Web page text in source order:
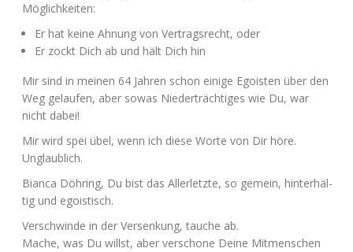
Möglichkeiten:
Er hat kei­ne Ahnung von Ver­trags­recht, oder
Er zockt Dich ab und hält Dich hin
Mir sind in mei­nen 64 Jah­ren schon eini­ge Ego­is­ten über den
Weg gelau­fen, aber sowas Nie­der­träch­ti­ges wie Du, war
nicht dabei!
Mir wird spei übel, wenn ich die­se Wor­te von Dir höre.
Unglaublich.
Bian­ca Döh­ring, Du bist das Aller­letz­te, so gemein, hin­ter­häl­
tig und egoistisch.
Ver­schwin­de in der Ver­sen­kung, tau­che ab.
Mache, was Du willst, aber ver­scho­ne Dei­ne Mit­men­schen